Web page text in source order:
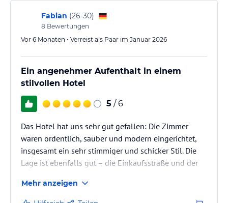
Fabian (26-30)
8 Bewertungen
Vor 6 Monaten • Verreist als Paar im Januar 2026
Ein angenehmer Aufenthalt in einem
stilvollen Hotel
5 / 6
Das Hotel hat uns sehr gut gefallen: Die Zimmer
waren ordentlich, sauber und modern eingerichtet,
insgesamt ein sehr stimmiger und schicker Stil. Die
Lage ist ebenfalls gut – die Einkaufsstraße und der
alternativ kommt man bequem mit Scooter oder Uber
ans Ziel. Insgesamt ein schönes, gut gelegenes Hotel
Mehr anzeigen